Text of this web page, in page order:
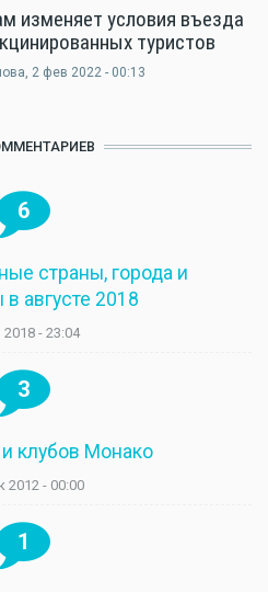
изменяет условия въезда
туристов
, 2 фев 2022 - 00:13
6
страны, города и
в августе 2018
2018 - 23:04
3
клубов Монако
2012 - 00:00
1